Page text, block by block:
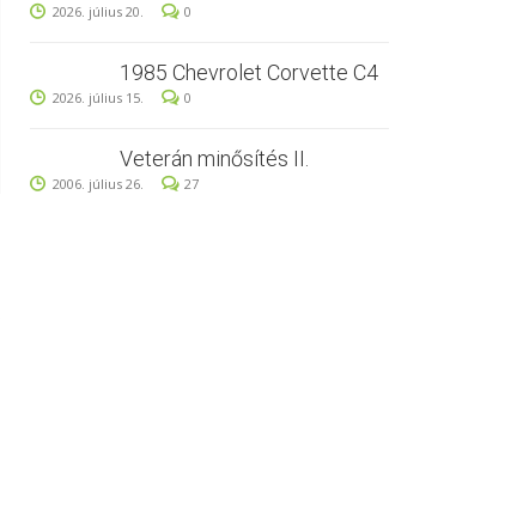
2026. július 20. 0
1985 Chevrolet Corvette C4
2026. július 15. 0
Veterán minősítés II.
2006. július 26. 27